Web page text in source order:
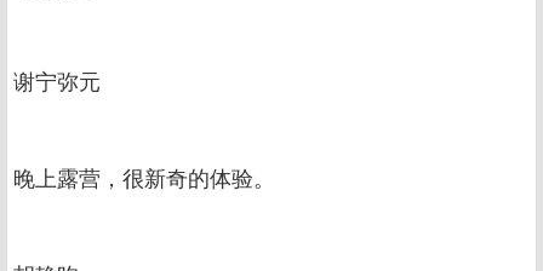
谢宁弥元
晚上露营，很新奇的体验。